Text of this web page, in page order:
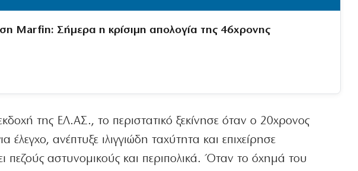
Marfin: Σήμερα η κρίσιμη απολογία της 46χρονης
της ΕΛ.ΑΣ., το περιστατικό ξεκίνησε όταν ο 20χρονος
ανέπτυξε ιλιγγιώδη ταχύτητα και επιχείρησε
πεζούς αστυνομικούς και περιπολικά. Όταν το όχημά του